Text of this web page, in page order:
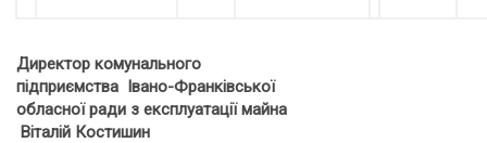
Директор комунального
підприємства Івано-Франківської
обласної ради з експлуатації майна
Віталій Костишин